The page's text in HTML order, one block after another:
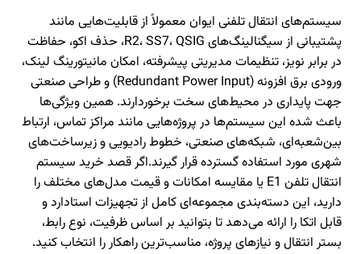
سیستم‌های انتقال تلفنی ایوان معمولاً از قابلیت‌هایی مانند
پشتیبانی از سیگنالینگ‌های R2، SS7، QSIG، حذف اکو، حفاظت
در برابر نویز، تنظیمات مدیریتی پیشرفته، امکان مانیتورینگ لینک،
ورودی برق افزونه (Redundant Power Input) و طراحی صنعتی
جهت پایداری در محیط‌های سخت برخوردارند. همین ویژگی‌ها
باعث شده این سیستم‌ها در پروژه‌هایی مانند مراکز تماس، ارتباط
بین‌شعبه‌ای، شبکه‌های صنعتی، خطوط رادیویی و زیرساخت‌های
شهری مورد استفاده گسترده قرار گیرند.اگر قصد خرید سیستم
انتقال تلفن E1 یا مقایسه امکانات و قیمت مدل‌های مختلف را
دارید، این دسته‌بندی مجموعه‌ای کامل از تجهیزات استادارد و
قابل اتکا را ارائه می‌دهد تا بتوانید بر اساس ظرفیت، نوع رابط،
بستر انتقال و نیازهای پروژه، مناسب‌ترین راهکار را انتخاب کنید.